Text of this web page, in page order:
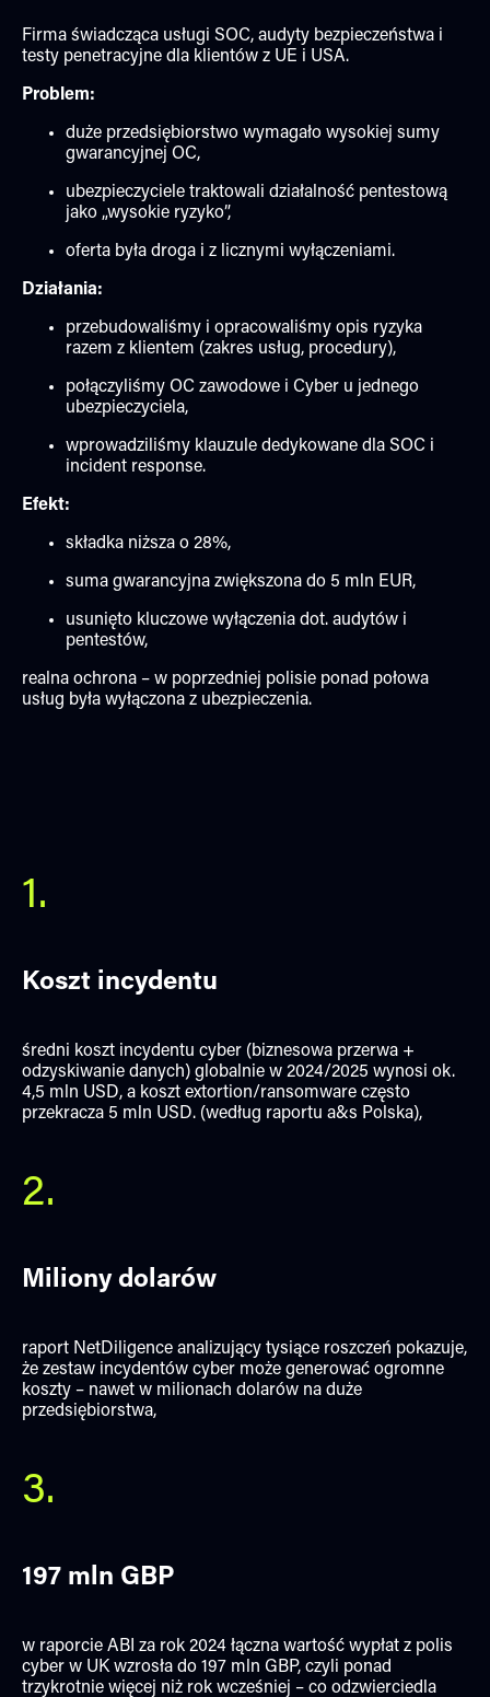
Firma świadcząca usługi SOC, audyty bezpieczeństwa i
testy penetracyjne dla klientów z UE i USA.
Problem:
duże przedsiębiorstwo wymagało wysokiej sumy
gwarancyjnej OC,
ubezpieczyciele traktowali działalność pentestową
jako „wysokie ryzyko”,
oferta była droga i z licznymi wyłączeniami.
Działania:
przebudowaliśmy i opracowaliśmy opis ryzyka
razem z klientem (zakres usług, procedury),
połączyliśmy OC zawodowe i Cyber u jednego
ubezpieczyciela,
wprowadziliśmy klauzule dedykowane dla SOC i
incident response.
Efekt:
składka niższa o 28%,
suma gwarancyjna zwiększona do 5 mln EUR,
usunięto kluczowe wyłączenia dot. audytów i
pentestów,
realna ochrona – w poprzedniej polisie ponad połowa
usług była wyłączona z ubezpieczenia.
1.
Koszt incydentu
średni koszt incydentu cyber (biznesowa przerwa +
odzyskiwanie danych) globalnie w 2024/2025 wynosi ok.
4,5 mln USD, a koszt extortion/ransomware często
przekracza 5 mln USD. (według raportu a&s Polska),
2.
Miliony dolarów
raport NetDiligence analizujący tysiące roszczeń pokazuje,
że zestaw incydentów cyber może generować ogromne
koszty – nawet w milionach dolarów na duże
przedsiębiorstwa,
3.
197 mln GBP
w raporcie ABI za rok 2024 łączna wartość wypłat z polis
cyber w UK wzrosła do 197 mln GBP, czyli ponad
trzykrotnie więcej niż rok wcześniej – co odzwierciedla